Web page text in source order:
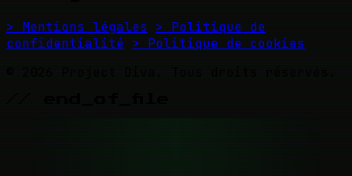
> Mentions légales
> Politique de
confidentialité > Politique de cookies